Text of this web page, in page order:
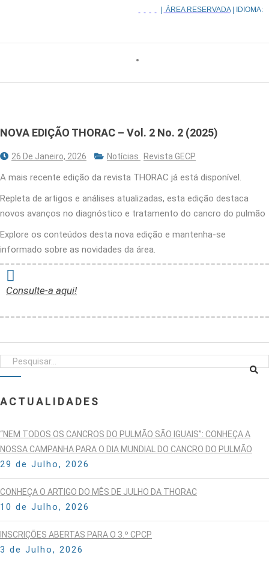
ÁREA RESERVADA| IDIOMA:
NOVA EDIÇÃO THORAC – Vol. 2 No. 2 (2025)
26 De Janeiro, 2026 Notícias Revista GECP
A mais recente edição da revista THORAC já está disponível.
Repleta de artigos e análises atualizadas, esta edição destaca
novos avanços no diagnóstico e tratamento do cancro do pulmão
Explore os conteúdos desta nova edição e mantenha-se
informado sobre as novidades da área.
Consulte-a aqui!
ACTUALIDADES
“NEM TODOS OS CANCROS DO PULMÃO SÃO IGUAIS”: CONHEÇA A
NOSSA CAMPANHA PARA O DIA MUNDIAL DO CANCRO DO PULMÃO
29 de Julho, 2026
CONHEÇA O ARTIGO DO MÊS DE JULHO DA THORAC
10 de Julho, 2026
INSCRIÇÕES ABERTAS PARA O 3.º CPCP
3 de Julho, 2026